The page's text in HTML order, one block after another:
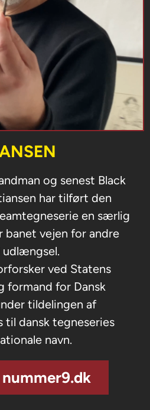
og senest Black
har tilført den
en særlig
banet vejen for andre
udlængsel.
ved Statens
formand for Dansk
tildelingen af
dansk tegneseries
navn.